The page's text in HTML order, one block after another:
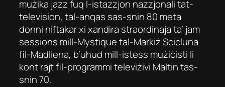
mużika jazz fuq l-istazzjon nazzjonali tat-
television, tal-anqas sas-snin 80 meta
donni niftakar xi xandira straordinaja ta’ jam
sessions mill-Mystique tal-Markiż Scicluna
fil-Madliena, b’uħud mill-istess mużiċisti li
kont rajt fil-programmi televiżivi Maltin tas-
snin 70.